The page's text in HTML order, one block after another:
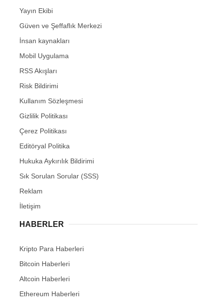
Yayın Ekibi
Güven ve Şeffaflık Merkezi
İnsan kaynakları
Mobil Uygulama
RSS Akışları
Risk Bildirimi
Kullanım Sözleşmesi
Gizlilik Politikası
Çerez Politikası
Editöryal Politika
Hukuka Aykırılık Bildirimi
Sık Sorulan Sorular (SSS)
Reklam
İletişim
HABERLER
Kripto Para Haberleri
Bitcoin Haberleri
Altcoin Haberleri
Ethereum Haberleri